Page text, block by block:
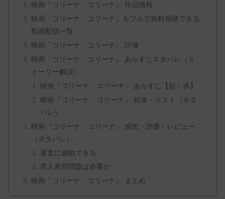
映画『コリーナ、コリーナ』 作品情報
映画『コリーナ、コリーナ』をフルで無料視聴できる
動画配信一覧
映画『コリーナ、コリーナ』 評価
映画『コリーナ、コリーナ』 あらすじネタバレ（ス
トーリー解説）
映画『コリーナ、コリーナ』 あらすじ【起・承】
映画『コリーナ、コリーナ』 結末・ラスト（ネタ
バレ）
映画『コリーナ、コリーナ』 感想・評価・レビュー
（ネタバレ）
素直に感動できる
黒人差別問題は必要か
映画『コリーナ、コリーナ』 まとめ